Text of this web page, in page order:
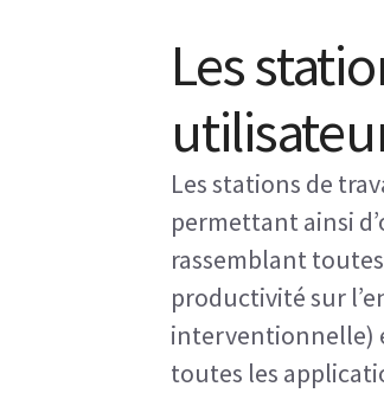
Les
Les stations de
permettant ainsi
rassemblant
productivité sur
interventionnelle)
toutes les